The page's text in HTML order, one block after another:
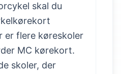
skal du
er flere køreskoler
MC kørekort.
skoler, der